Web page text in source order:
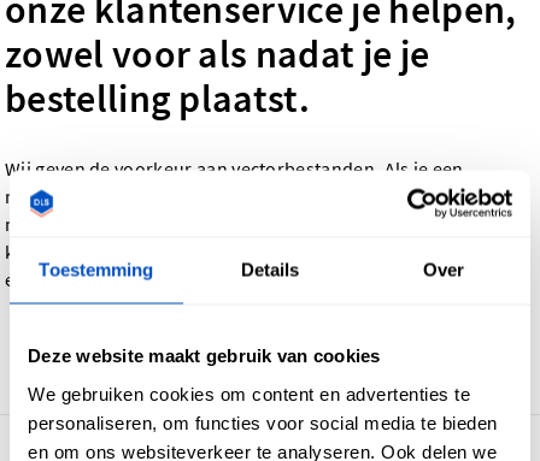
Toestemming Details Over
Deze website maakt gebruik van cookies
We gebruiken cookies om content en advertenties te
personaliseren, om functies voor social media te bieden
en om ons websiteverkeer te analyseren. Ook delen we
onze klantenservice je helpen,
zowel voor als nadat je je
bestelling plaatst.
Wij geven de voorkeur aan vectorbestanden. Als je een
rasterbestand hebt (bijvoorbeeld een JPEG), raden we een
minimale resolutie van 300 dpi (300 pixels per inch) aan. Zo
kunnen we ervoor zorgen dat jouw
en
waslabelser optimaal uitzien.
Ga terug